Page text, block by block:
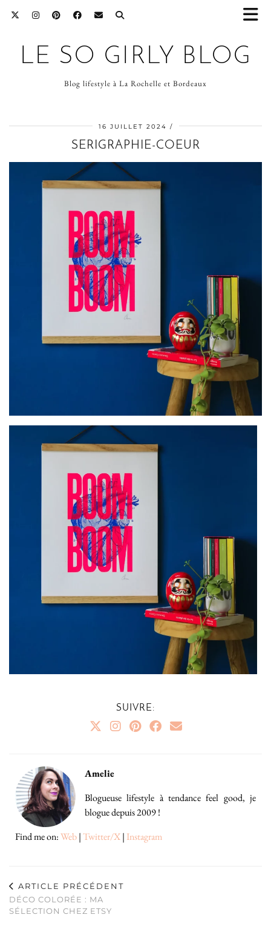
LE SO GIRLY BLOG
Blog lifestyle à La Rochelle et Bordeaux
16 JUILLET 2024
SERIGRAPHIE-COEUR
SUIVRE:
Amelie
Blogueuse lifestyle à tendance feel good, je
blogue depuis 2009 !
Find me on:Web|Twitter/X| Instagram
ARTICLE PRÉCÉDENT
DÉCO COLORÉE : MA
SÉLECTION CHEZ ETSY